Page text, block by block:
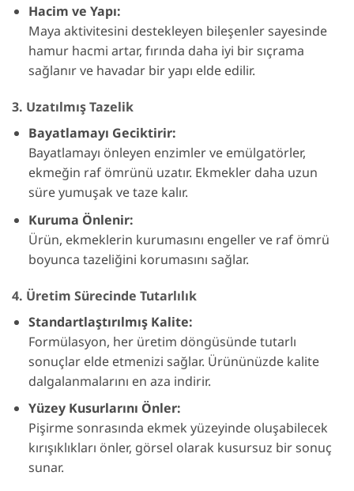
Hacim ve Yapı:
Maya aktivitesini destekleyen bileşenler sayesinde
hamur hacmi artar, fırında daha iyi bir sıçrama
sağlanır ve havadar bir yapı elde edilir.
3. Uzatılmış Tazelik
Bayatlamayı Geciktirir:
Bayatlamayı önleyen enzimler ve emülgatörler,
ekmeğin raf ömrünü uzatır. Ekmekler daha uzun
süre yumuşak ve taze kalır.
Kuruma Önlenir:
Ürün, ekmeklerin kurumasını engeller ve raf ömrü
boyunca tazeliğini korumasını sağlar.
4. Üretim Sürecinde Tutarlılık
Standartlaştırılmış Kalite:
Formülasyon, her üretim döngüsünde tutarlı
sonuçlar elde etmenizi sağlar. Ürününüzde kalite
dalgalanmalarını en aza indirir.
Yüzey Kusurlarını Önler:
Pişirme sonrasında ekmek yüzeyinde oluşabilecek
kırışıklıkları önler, görsel olarak kusursuz bir sonuç
sunar.